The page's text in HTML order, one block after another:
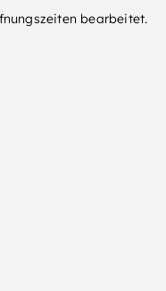
bearbeitet.